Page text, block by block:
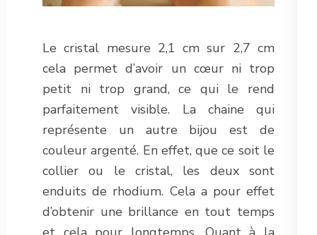
Le cristal mesure 2,1 cm sur 2,7 cm
cela permet d’avoir un cœur ni trop
petit ni trop grand, ce qui le rend
parfaitement visible. La chaine qui
représente un autre bijou est de
couleur argenté. En effet, que ce soit le
collier ou le cristal, les deux sont
enduits de rhodium. Cela a pour effet
d’obtenir une brillance en tout temps